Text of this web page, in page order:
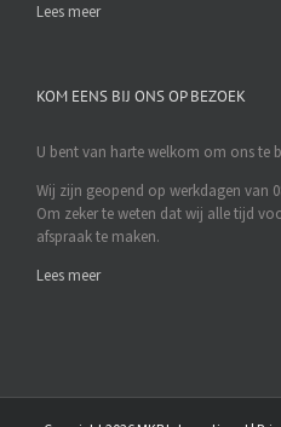
Lees meer
KOM EENS BIJ ONS OP BEZOEK
U bent van harte welkom om ons te
Wij zijn geopend op werkdagen van
Om zeker te weten dat wij alle tijd
afspraak te maken.
Lees meer